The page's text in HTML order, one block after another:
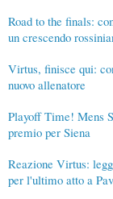
Road to the finals:
un crescendo
Virtus, finisce qui:
nuovo allenatore
Playoff Time! Mens
premio per Siena
Reazione Virtus:
per l'ultimo atto a